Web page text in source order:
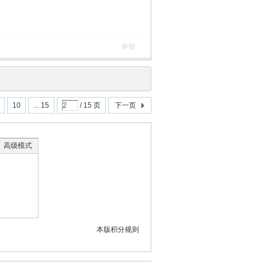
举报
10 ... 15 / 15 页 下一页
高级模式
本版积分规则